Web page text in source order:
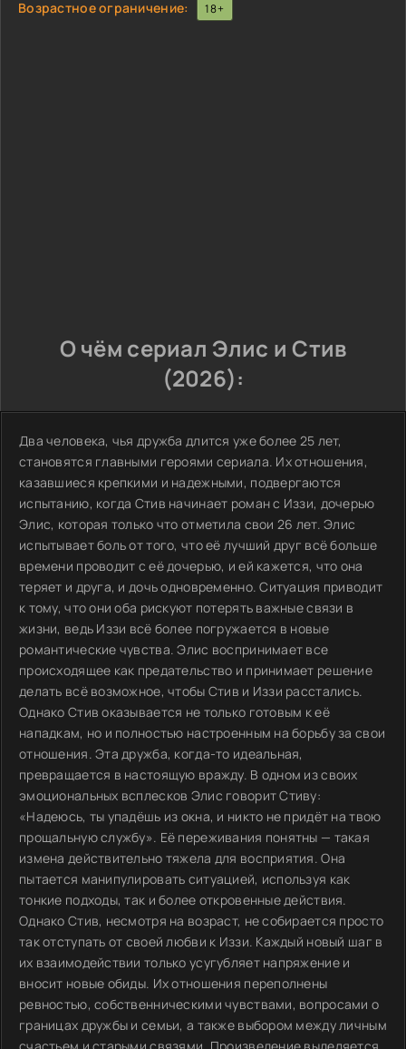
Возрастное ограничение: 18+
О чём сериал Элис и Стив
(2026):
Два человека, чья дружба длится уже более 25 лет,
становятся главными героями сериала. Их отношения,
казавшиеся крепкими и надежными, подвергаются
испытанию, когда Стив начинает роман с Иззи, дочерью
Элис, которая только что отметила свои 26 лет. Элис
испытывает боль от того, что её лучший друг всё больше
времени проводит с её дочерью, и ей кажется, что она
теряет и друга, и дочь одновременно. Ситуация приводит
к тому, что они оба рискуют потерять важные связи в
жизни, ведь Иззи всё более погружается в новые
романтические чувства. Элис воспринимает все
происходящее как предательство и принимает решение
делать всё возможное, чтобы Стив и Иззи расстались.
Однако Стив оказывается не только готовым к её
нападкам, но и полностью настроенным на борьбу за свои
отношения. Эта дружба, когда-то идеальная,
превращается в настоящую вражду. В одном из своих
эмоциональных всплесков Элис говорит Стиву:
«Надеюсь, ты упадёшь из окна, и никто не придёт на твою
прощальную службу». Её переживания понятны — такая
измена действительно тяжела для восприятия. Она
пытается манипулировать ситуацией, используя как
тонкие подходы, так и более откровенные действия.
Однако Стив, несмотря на возраст, не собирается просто
так отступать от своей любви к Иззи. Каждый новый шаг в
их взаимодействии только усугубляет напряжение и
вносит новые обиды. Их отношения переполнены
ревностью, собственническими чувствами, вопросами о
границах дружбы и семьи, а также выбором между личным